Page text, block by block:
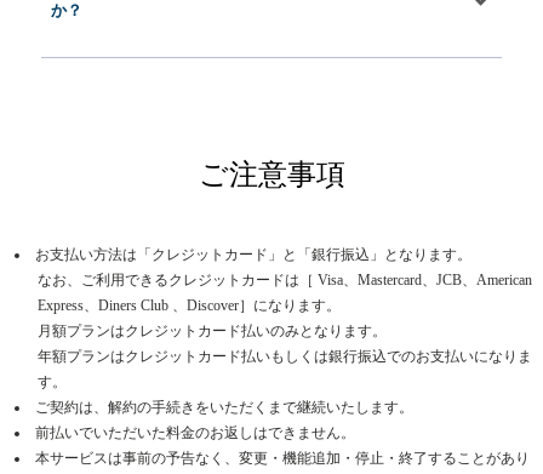
か？
ご注意事項
お支払い方法は「クレジットカード」と「銀行振込」となります。
なお、ご利用できるクレジットカードは［ Visa、Mastercard、JCB、American
Express、Diners Club 、Discover］になります。
月額プランはクレジットカード払いのみとなります。
年額プランはクレジットカード払いもしくは銀行振込でのお支払いになりま
す。
ご契約は、解約の手続きをいただくまで継続いたします。
前払いでいただいた料金のお返しはできません。
本サービスは事前の予告なく、変更・機能追加・停止・終了することがあり